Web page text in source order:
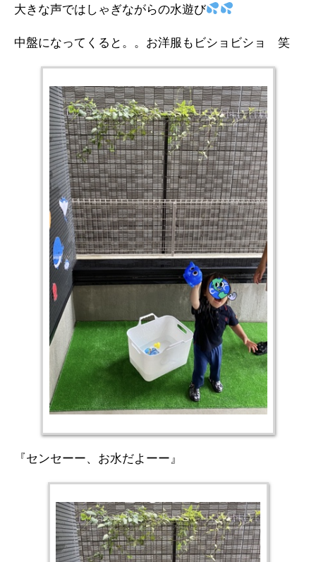
大きな声ではしゃぎながらの水遊び
中盤になってくると。。お洋服もビショビショ 笑
『センセーー、お水だよーー』